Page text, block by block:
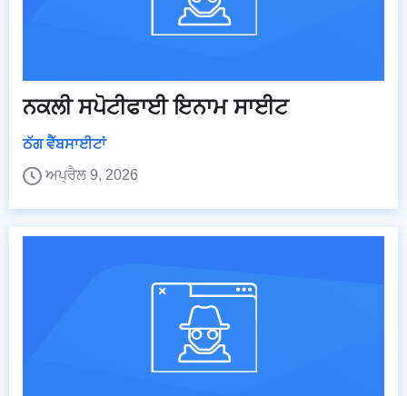
ਨਕਲੀ ਸਪੋਟੀਫਾਈ ਇਨਾਮ ਸਾਈਟ
ਠੱਗ ਵੈੱਬਸਾਈਟਾਂ
ਅਪ੍ਰੈਲ 9, 2026